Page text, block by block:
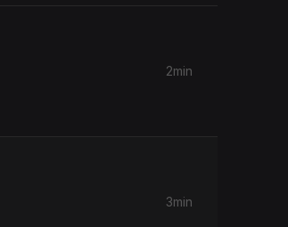
2min
3min